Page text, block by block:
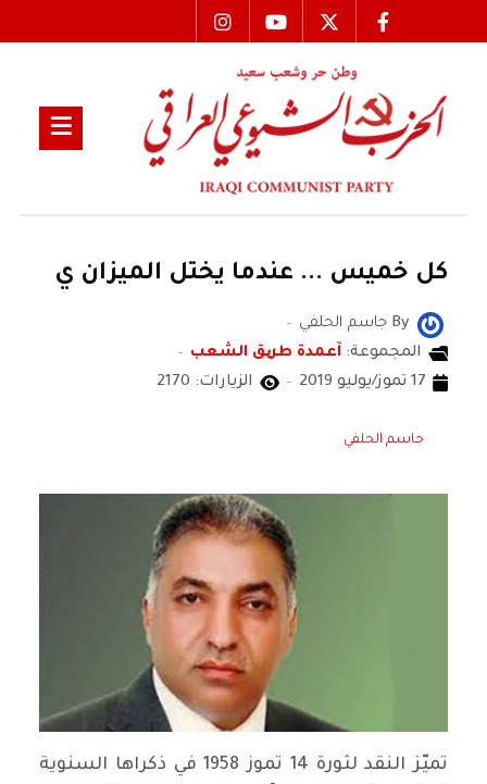
كل خميس ... عندما يختل الميزان ي
By جاسم الحلفي
المجموعة: آعمدة طریق الشعب
17 تموز/يوليو 2019
الزيارات: 2170
جاسم الحلفي
تميّز النقد لثورة 14 تموز 1958 في ذكراها السنوية